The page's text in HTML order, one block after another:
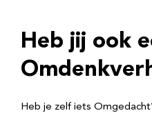
r
e
Heb jij ook
Heb je zelf iets